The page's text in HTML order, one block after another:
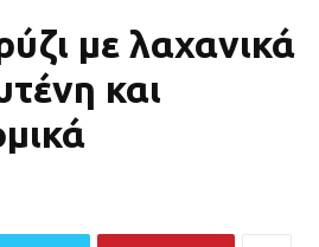
με λαχανικά
και